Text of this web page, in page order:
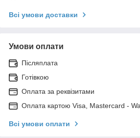
Всі умови доставки
Умови оплати
Післяплата
Готівкою
Оплата за реквізитами
Оплата картою Visa, Mastercard -
Всі умови оплати